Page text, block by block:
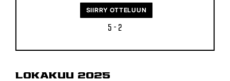
5 - 2
SIIRRY OTTELUUN
LOKAKUU 2025